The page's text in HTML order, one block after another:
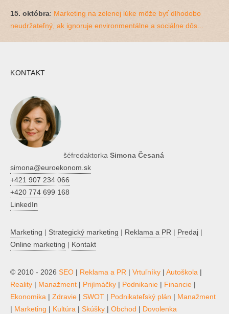
15. októbra: Marketing na zelenej lúke môže byť dlhodobo
neudržateľný, ak ignoruje environmentálne a sociálne dôs...
KONTAKT
šéfredaktorka Simona Česaná
simona@euroekonom.sk
+421 907 234 066
+420 774 699 168
LinkedIn
Marketing | Strategický marketing | Reklama a PR | Predaj |
Online marketing | Kontakt
© 2010 - 2026 SEO | Reklama a PR | Vrtuľníky | Autoškola |
Reality | Manažment | Prijímáčky | Podnikanie | Financie |
Ekonomika | Zdravie | SWOT | Podnikateľský plán | Manažment
| Marketing | Kultúra | Skúšky | Obchod | Dovolenka